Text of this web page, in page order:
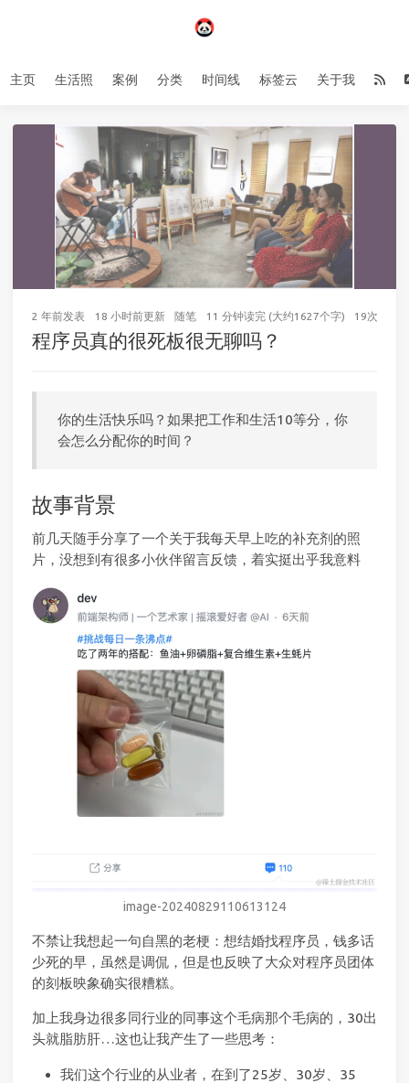
主页 生活照 案例 分类 时间线 标签云 关于我
2 年前发表 18 小时前更新 随笔 11 分钟读完 (大约1627个字) 19次访问
程序员真的很死板很无聊吗？
你的生活快乐吗？如果把工作和生活10等分，你
会怎么分配你的时间？
故事背景
前几天随手分享了一个关于我每天早上吃的补充剂的照
片，没想到有很多小伙伴留言反馈，着实挺出乎我意料
image-20240829110613124
不禁让我想起一句自黑的老梗：想结婚找程序员，钱多话
少死的早，虽然是调侃，但是也反映了大众对程序员团体
的刻板映象确实很糟糕。
加上我身边很多同行业的同事这个毛病那个毛病的，30出
头就脂肪肝…这也让我产生了一些思考：
我们这个行业的从业者，在到了25岁、30岁、35